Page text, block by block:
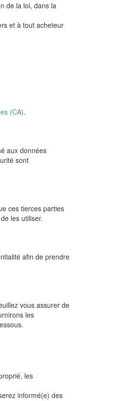
de la loi, dans la
et à tout acheteur
(CA).
aux données
sont
ces tierces parties
les utiliser.
afin de prendre
vous assurer de
les
les
informé(e) des